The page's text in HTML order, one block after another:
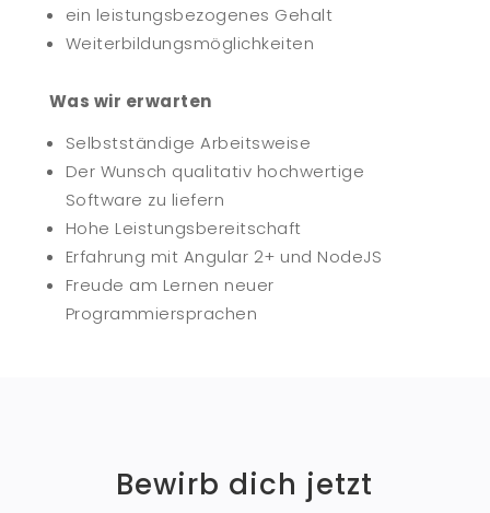
ein leistungsbezogenes Gehalt
Weiterbildungsmöglichkeiten
Was wir erwarten
Selbstständige Arbeitsweise
Der Wunsch qualitativ hochwertige
Software zu liefern
Hohe Leistungsbereitschaft
Erfahrung mit Angular 2+ und NodeJS
Freude am Lernen neuer
Programmiersprachen
Bewirb dich jetzt